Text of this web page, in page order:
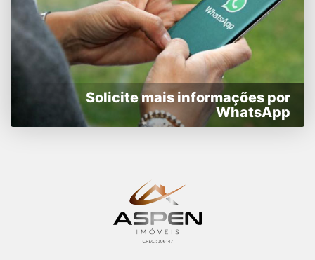
Solicite mais informações por
WhatsApp